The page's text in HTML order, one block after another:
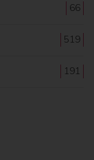
66
519
191